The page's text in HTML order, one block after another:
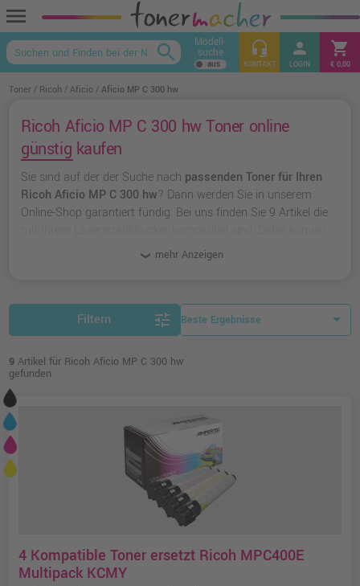
menu
keyboard_arrow_up
search Modell-
suche headset_mic
KONTAKT
person
LOGIN
shopping_cart
€ 0,00
Toner Ricoh Aficio Aficio MP C 300 hw
Ricoh Aficio MP C 300 hw Toner online
günstig kaufen
Sie sind auf der der Suche nach passenden Toner für Ihren
Ricoh Aficio MP C 300 hw? Dann werden Sie in unserem
Online-Shop garantiert fündig. Bei uns finden Sie 9 Artikel die
originalen Toner von Ricoh wählen oder zu
mehr Anzeigen
Filtern tune
9 Artikel für Ricoh Aficio MP C 300 hw
gefunden
4 Kompatible Toner ersetzt Ricoh MPC400E
Multipack KCMY